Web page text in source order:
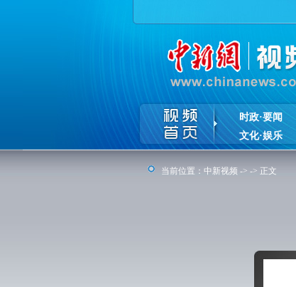
时政·要闻
文化·娱乐
当前位置： 中新视频 -> -> 正文